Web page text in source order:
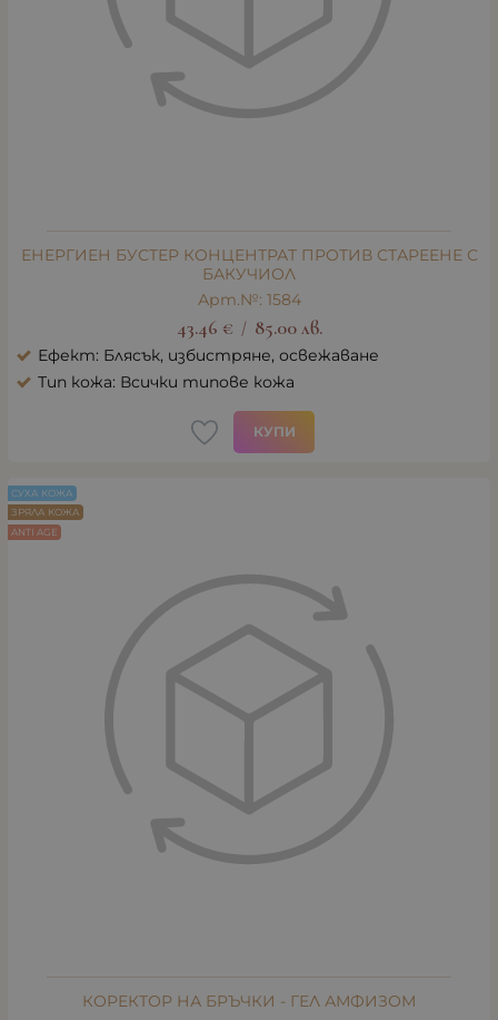
ЕНЕРГИЕН БУСТЕР КОНЦЕНТРАТ ПРОТИВ СТАРЕЕНЕ С
БАКУЧИОЛ
Арт.№: 1584
43.46 € / 85.00 лв.
Ефект: Блясък, избистряне, освежаване
Тип кожа: Всички типове кожа
КУПИ
КОРЕКТОР НА БРЪЧКИ - ГЕЛ АМФИЗОМ
СУХА КОЖА
ЗРЯЛА КОЖА
ANTI AGE